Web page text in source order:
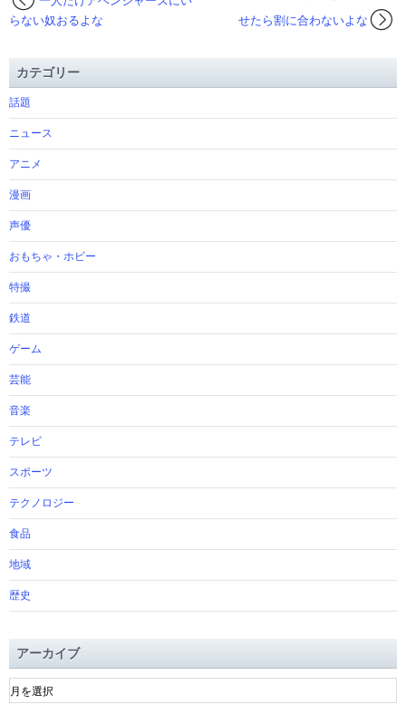
せたら割に合わないよな
らない奴おるよな
カテゴリー
話題
ニュース
アニメ
漫画
声優
おもちゃ・ホビー
特撮
鉄道
ゲーム
芸能
音楽
テレビ
スポーツ
テクノロジー
食品
地域
歴史
アーカイブ
ア
ー